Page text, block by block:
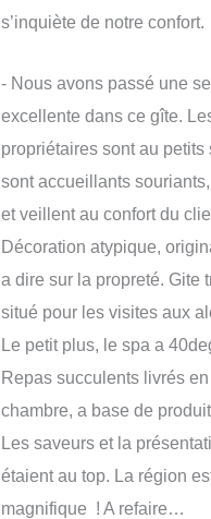
s’inquiète de notre confort.
- Nous avons passé une
excellente dans ce gîte.
propriétaires sont au petits
sont accueillants
et veillent au confort du
Décoration atypique,
a dire sur la propreté. Gite
situé pour les visites aux
Le petit plus, le spa a
Repas succulents livrés en
chambre, a base de
Les saveurs et la
étaient au top. La région
magnifique ! A refaire…